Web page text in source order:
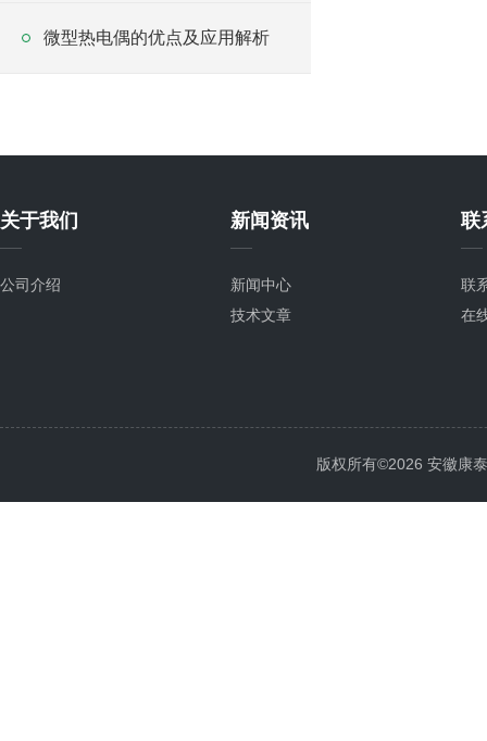
微型热电偶的优点及应用解析
关于我们
公司介绍
新闻资讯
新闻中心
技术文章
联
联
在
版权所有©2026 安徽康